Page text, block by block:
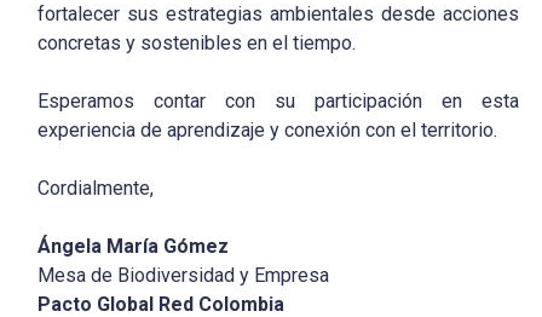
fortalecer sus estrategias ambientales desde acciones
concretas y sostenibles en el tiempo.
Esperamos contar con su participación en esta
experiencia de aprendizaje y conexión con el territorio.
Cordialmente,
Ángela María Gómez
Mesa de Biodiversidad y Empresa
Pacto Global Red Colombia